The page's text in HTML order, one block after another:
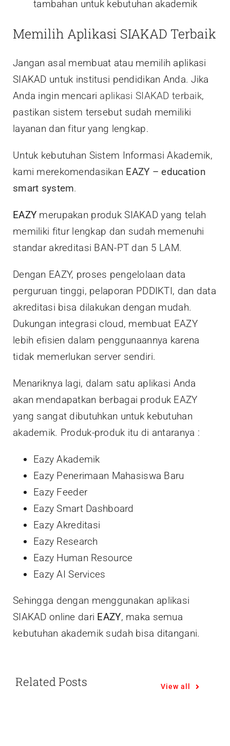
tambahan untuk kebutuhan akademik
Memilih Aplikasi SIAKAD Terbaik
Jangan asal membuat atau memilih aplikasi
SIAKAD untuk institusi pendidikan Anda. Jika
Anda ingin mencari aplikasi SIAKAD terbaik,
pastikan sistem tersebut sudah memiliki
layanan dan fitur yang lengkap.
Untuk kebutuhan Sistem Informasi Akademik,
kami merekomendasikan EAZY – education
smart system.
EAZY merupakan produk SIAKAD yang telah
memiliki fitur lengkap dan sudah memenuhi
standar akreditasi BAN-PT dan 5 LAM.
Dengan EAZY, proses pengelolaan data
perguruan tinggi, pelaporan PDDIKTI, dan data
akreditasi bisa dilakukan dengan mudah.
Dukungan integrasi cloud, membuat EAZY
lebih efisien dalam penggunaannya karena
tidak memerlukan server sendiri.
Menariknya lagi, dalam satu aplikasi Anda
akan mendapatkan berbagai produk EAZY
yang sangat dibutuhkan untuk kebutuhan
akademik. Produk-produk itu di antaranya :
Eazy Akademik
Eazy Penerimaan Mahasiswa Baru
Eazy Feeder
Eazy Smart Dashboard
Eazy Akreditasi
Eazy Research
Eazy Human Resource
Eazy AI Services
Sehingga dengan menggunakan aplikasi
SIAKAD online dari EAZY, maka semua
kebutuhan akademik sudah bisa ditangani.
Related Posts View all